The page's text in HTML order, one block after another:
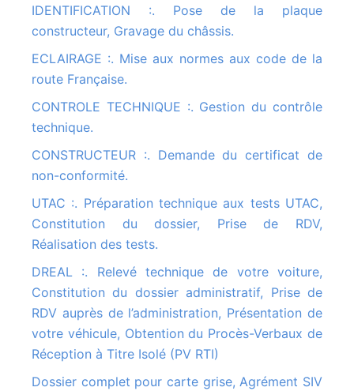
IDENTIFICATION :. Pose de la plaque
constructeur, Gravage du châssis.
ECLAIRAGE :. Mise aux normes aux code de la
route Française.
CONTROLE TECHNIQUE :. Gestion du contrôle
technique.
CONSTRUCTEUR :. Demande du certificat de
non-conformité.
UTAC :. Préparation technique aux tests UTAC,
Constitution du dossier, Prise de RDV,
Réalisation des tests.
DREAL :. Relevé technique de votre voiture,
Constitution du dossier administratif, Prise de
RDV auprès de l’administration, Présentation de
votre véhicule, Obtention du Procès-Verbaux de
Réception à Titre Isolé (PV RTI)
Dossier complet pour carte grise, Agrément SIV